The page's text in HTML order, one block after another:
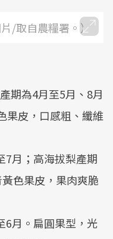
/取自農糧署。）
期為4月至5月、8月
果皮，口感粗、纖維
7月；高海拔梨產期
色果皮，果肉爽脆
6月。扁圓果型，光